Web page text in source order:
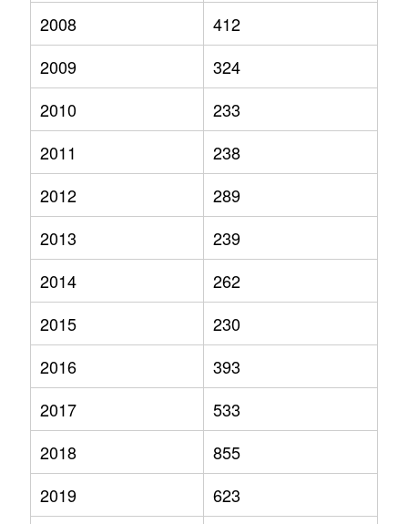
2008
412
2009
324
2010
233
2011
238
2012
289
2013
239
2014
262
2015
230
2016
393
2017
533
2018
855
2019
623